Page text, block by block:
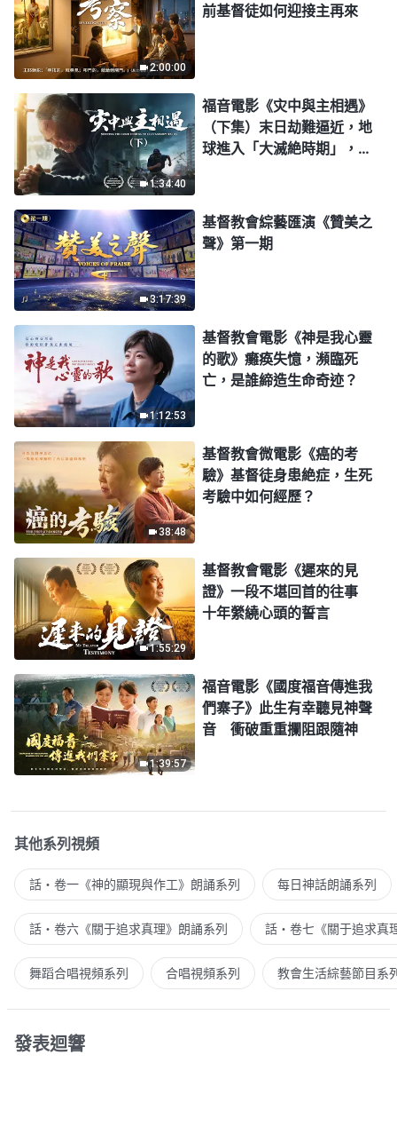
2:00:00
前基督徒如何迎接主再來
1:34:40
福音電影《灾中與主相遇》
（下集）末日劫難逼近，地
球進入「大滅絶時期」，人
3:17:39
基督教會綜藝匯演《贊美之
聲》第一期
1:12:53
基督教會電影《神是我心靈
的歌》癱痪失憶，瀕臨死
亡，是誰締造生命奇迹？
38:48
基督教會微電影《癌的考
驗》基督徒身患絶症，生死
考驗中如何經歷？
1:55:29
基督教會電影《遲來的見
證》一段不堪回首的往事
十年縈繞心頭的誓言
1:39:57
福音電影《國度福音傳進我
們寨子》此生有幸聽見神聲
音 衝破重重攔阻跟隨神
其他系列視頻
話・卷一《神的顯現與作工》朗誦系列 每日神話朗誦系列
話・卷六《關于追求真理》朗誦系列 話・卷七《關于追求真
舞蹈合唱視頻系列 合唱視頻系列 教會生活綜藝節目系
發表迴響